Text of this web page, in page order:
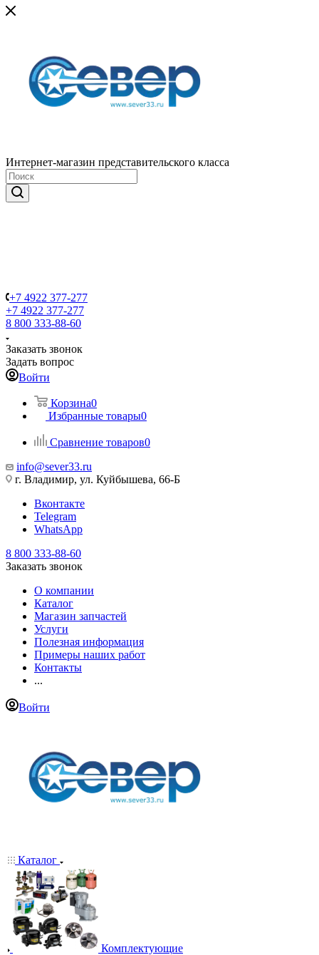
Интернет-магазин представительского класса
+7 4922 377-277
+7 4922 377-277
8 800 333-88-60
Заказать звонок
Задать вопрос
Войти
Корзина0
Избранные товары0
Сравнение товаров0
info@sever33.ru
г. Владимир, ул. Куйбышева, 66-Б
Вконтакте
Telegram
WhatsApp
8 800 333-88-60
Заказать звонок
О компании
Каталог
Магазин запчастей
Услуги
Полезная информация
Примеры наших работ
Контакты
...
Войти
Каталог
Комплектующие